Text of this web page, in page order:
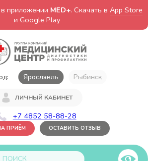
приложении MED+. Скачать в App Store
и Google Play
Ярославль Рыбинск
ЛИЧНЫЙ КАБИНЕТ
+7 4852 58-88-28
ПРИЁМ ОСТАВИТЬ ОТЗЫВ